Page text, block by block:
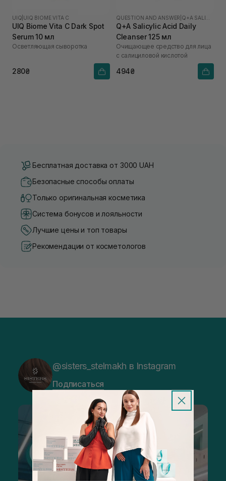
UIQ UIQ BIOME VITA C
UIQ Biome Vita C Dark Spot
Serum 10 мл
Осветляющая сыворотка
280₴
QUESTION AND ANSWER
Q+A Salicylic Acid Daily
Cleanser 125 мл
Очищающее средство для лица
с салициловой кислотой
494₴
Бесплатная доставка от 3000 UAH
Безопасные способы оплаты
Только оригинальная косметика
Система бонусов и лояльности
Лучшие цены и топ товары
Рекомендации от косметологов
@sisters_stelmakh в Instagram
Подписаться